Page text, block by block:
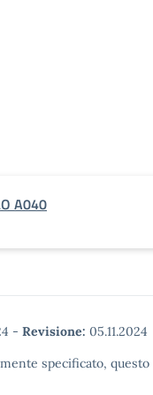
A040
- Revisione: 05.11.2024
specificato,